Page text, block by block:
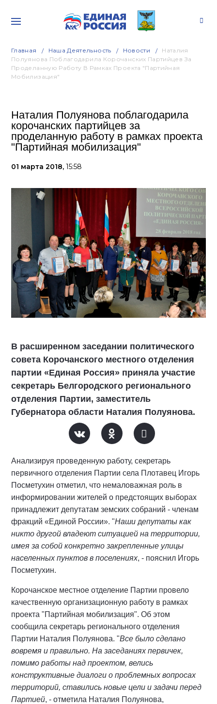
Главная Наша Деятельность Новости
Наталия
Полуянова Поблагодарила Корочанских Партийцев За
Проделанную Работу В Рамках Проекта "Партийная
Мобилизация"
Наталия Полуянова поблагодарила
корочанских партийцев за
проделанную работу в рамках проекта
"Партийная мобилизация"
01 марта 2018, 15:58
В расширенном заседании политического
совета Корочанского местного отделения
партии «Единая Россия» приняла участие
секретарь Белгородского регионального
отделения Партии, заместитель
Губернатора области Наталия Полуянова.
Анализируя проведенную работу, секретарь
первичного отделения Партии села Плотавец Игорь
Посметухин отметил, что немаловажная роль в
информировании жителей о предстоящих выборах
принадлежит депутатам земских собраний - членам
фракций «Единой России». "Наши депутаты как
никто другой владеют ситуацией на территории,
имея за собой конкретно закрепленные улицы
населенных пунктов в поселениях, - пояснил Игорь
Посметухин.
Корочанское местное отделение Партии провело
качественную организационную работу в рамках
проекта "Партийная мобилизация". Об этом
сообщила секретарь регионального отделения
Партии Наталия Полуянова. "Все было сделано
вовремя и правильно. На заседаниях первичек,
помимо работы над проектом, велись
конструктивные диалоги о проблемных вопросах
территорий, ставились новые цели и задачи перед
Партией, - отметила Наталия Полуянова,